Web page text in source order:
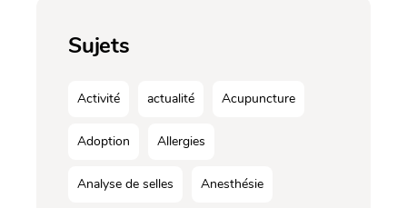
Sujets
Activité actualité Acupuncture
Adoption Allergies
Analyse de selles Anesthésie